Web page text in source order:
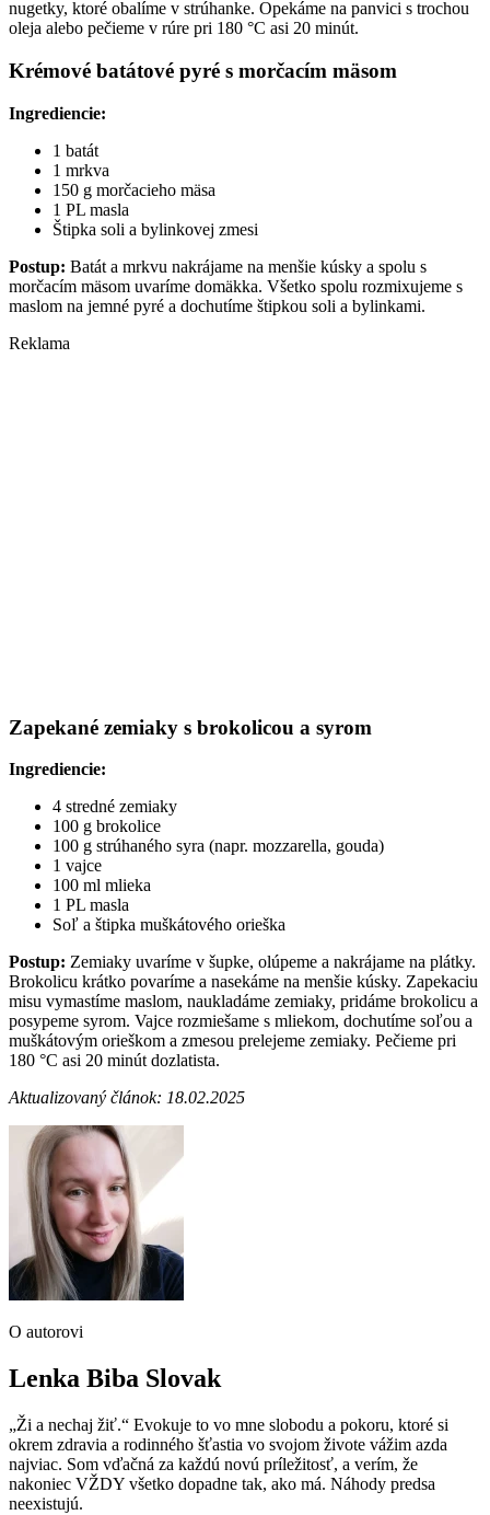
nugetky, ktoré obalíme v strúhanke. Opekáme na panvici s trochou
oleja alebo pečieme v rúre pri 180 °C asi 20 minút.
Krémové batátové pyré s morčacím mäsom
Ingrediencie:
1 batát
1 mrkva
150 g morčacieho mäsa
1 PL masla
Štipka soli a bylinkovej zmesi
Postup: Batát a mrkvu nakrájame na menšie kúsky a spolu s
morčacím mäsom uvaríme domäkka. Všetko spolu rozmixujeme s
maslom na jemné pyré a dochutíme štipkou soli a bylinkami.
Reklama
Zapekané zemiaky s brokolicou a syrom
Ingrediencie:
4 stredné zemiaky
100 g brokolice
100 g strúhaného syra (napr. mozzarella, gouda)
1 vajce
100 ml mlieka
1 PL masla
Soľ a štipka muškátového orieška
Postup: Zemiaky uvaríme v šupke, olúpeme a nakrájame na plátky.
Brokolicu krátko povaríme a nasekáme na menšie kúsky. Zapekaciu
misu vymastíme maslom, naukladáme zemiaky, pridáme brokolicu a
posypeme syrom. Vajce rozmiešame s mliekom, dochutíme soľou a
muškátovým orieškom a zmesou prelejeme zemiaky. Pečieme pri
180 °C asi 20 minút dozlatista.
Aktualizovaný článok: 18.02.2025
O autorovi
Lenka Biba Slovak
„Ži a nechaj žiť.“ Evokuje to vo mne slobodu a pokoru, ktoré si
okrem zdravia a rodinného šťastia vo svojom živote vážim azda
najviac. Som vďačná za každú novú príležitosť, a verím, že
nakoniec VŽDY všetko dopadne tak, ako má. Náhody predsa
neexistujú.